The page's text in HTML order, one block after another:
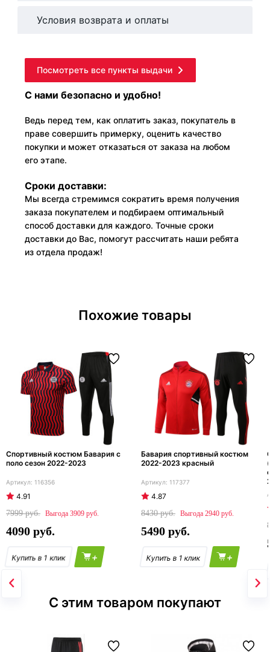
Условия возврата и оплаты
Посмотреть все пункты выдачи
С нами безопасно и удобно!
Ведь перед тем, как оплатить заказ, покупатель в
праве совершить примерку, оценить качество
покупки и может отказаться от заказа на любом
его этапе.
Сроки доставки:
Мы всегда стремимся сократить время получения
заказа покупателем и подбираем оптимальный
способ доставки для каждого. Точные сроки
доставки до Вас, помогут рассчитать наши ребята
из отдела продаж!
Похожие товары
Спортивный костюм Бавария с
поло сезон 2022-2023
116356
4.91
7999
3909
4090
+
Бавария спортивный костюм
2022-2023 красный
117377
4.87
8430
2940
5490
+
С этим товаром покупают